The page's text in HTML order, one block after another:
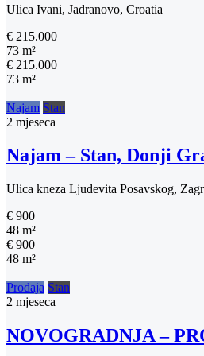
Ulica Ivani, Jadranovo, Croatia
€ 215.000
73 m²
€ 215.000
73 m²
Najam Stan
2 mjeseca
Najam – Stan, Donji
Ulica kneza Ljudevita Posavskog,
€ 900
48 m²
€ 900
48 m²
Prodaja Stan
2 mjeseca
NOVOGRADNJA –